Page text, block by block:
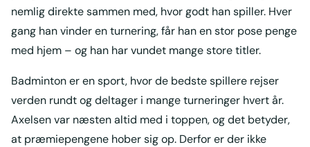
nemlig direkte sammen med, hvor godt han spiller. Hver
gang han vinder en turnering, får han en stor pose penge
med hjem – og han har vundet mange store titler.
Badminton er en sport, hvor de bedste spillere rejser
verden rundt og deltager i mange turneringer hvert år.
Axelsen var næsten altid med i toppen, og det betyder,
at præmiepengene hober sig op. Derfor er der ikke